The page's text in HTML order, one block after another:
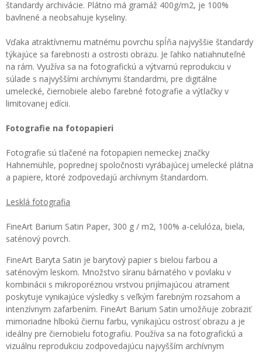
štandardy archivácie. Plátno má gramáž 400g/m2, je 100%
bavlnené a neobsahuje kyseliny.
Vďaka atraktívnemu matnému povrchu spĺňa najvyššie štandardy
týkajúce sa farebnosti a ostrosti obrazu. Je ľahko natiahnuteľné
na rám. Využíva sa na fotografickú a výtvarnú reprodukciu v
súlade s najvyššími archívnymi štandardmi, pre digitálne
umelecké, čiernobiele alebo farebné fotografie a výtlačky v
limitovanej edícii.
Fotografie na fotopapieri
Fotografie sú tlačené na fotopapieri nemeckej značky
Hahnemühle, poprednej spoločnosti vyrábajúcej umelecké plátna
a papiere, ktoré zodpovedajú archívnym štandardom.
Lesklá fotografia
FineArt Barium Satin Paper, 300 g / m2, 100% a-celulóza, biela,
saténový povrch.
FineArt Baryta Satin je barytový papier s bielou farbou a
saténovým leskom. Množstvo síranu bárnatého v povlaku v
kombinácii s mikroporéznou vrstvou prijímajúcou atrament
poskytuje vynikajúce výsledky s veľkým farebným rozsahom a
intenzívnym zafarbením. FineArt Barium Satin umožňuje zobraziť
mimoriadne hlbokú čiernu farbu, vynikajúcu ostrosť obrazu a je
ideálny pre čiernobielu fotografiu. Používa sa na fotografickú a
vizuálnu reprodukciu zodpovedajúcu najvyšším archívnym